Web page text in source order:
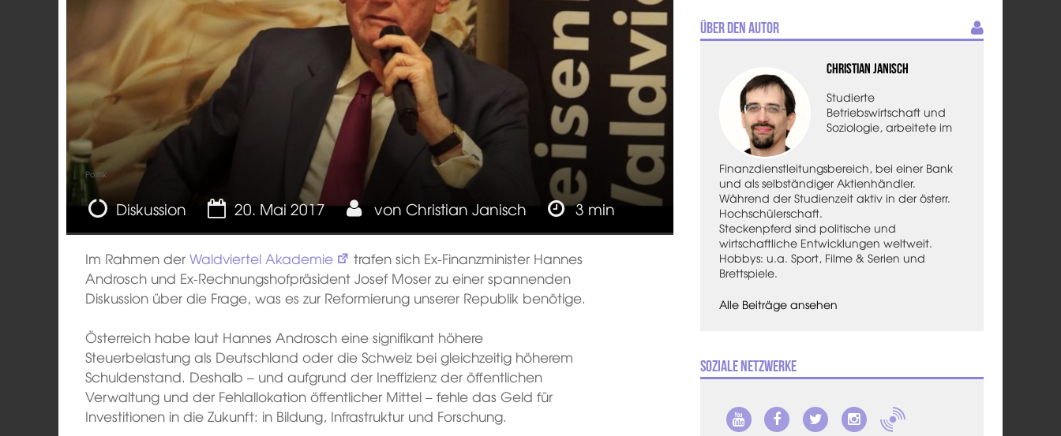
Politik
Diskussion 20. Mai 2017 von Christian Janisch 3 min
Im Rahmen derWaldviertel Akademie
trafen sich Ex-Finanzminister Hannes
Androsch und Ex-Rechnungshofpräsident Josef Moser zu einer spannenden
Diskussion über die Frage, was es zur Reformierung unserer Republik benötige.
Österreich habe laut Hannes Androsch eine signifikant höhere
Steuerbelastung als Deutschland oder die Schweiz bei gleichzeitig höherem
Schuldenstand. Deshalb – und aufgrund der Ineffizienz der öffentlichen
Verwaltung und der Fehlallokation öffentlicher Mittel – fehle das Geld für
Investitionen in die Zukunft: in Bildung, Infrastruktur und Forschung.
Über den Autor
Christian Janisch
Studierte
Betriebswirtschaft und
Soziologie, arbeitete im
Finanzdienstleitungsbereich, bei einer Bank
und als selbständiger Aktienhändler.
Während der Studienzeit aktiv in der österr.
Hochschülerschaft.
Steckenpferd sind politische und
wirtschaftliche Entwicklungen weltweit.
Hobbys: u.a. Sport, Filme & Serien und
Brettspiele.
Alle Beiträge ansehen
Soziale Netzwerke